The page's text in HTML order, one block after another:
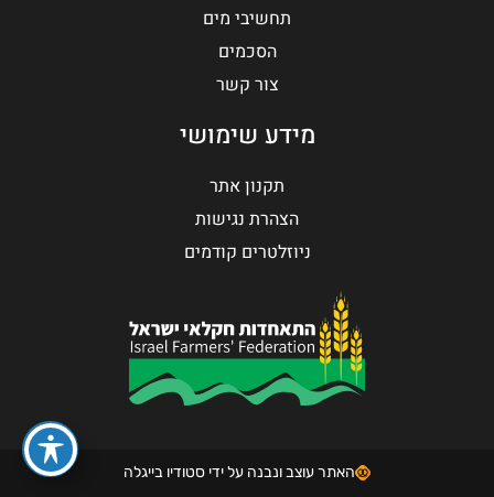
תחשיבי מים
הסכמים
צור קשר
מידע שימושי
תקנון אתר
הצהרת נגישות
ניוזלטרים קודמים
האתר עוצב ונבנה על ידי סטודיו בייגלה